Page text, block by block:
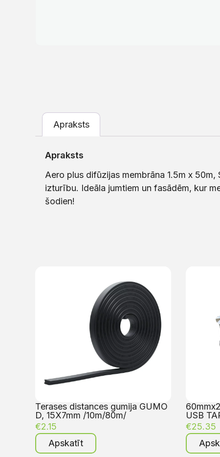
Apraksts
Apraksts
Aero plus difūzijas membrāna 1.5m x
izturību. Ideāla jumtiem un fasādēm, kur
šodien!
Terases distances gumija GUMO
D, 15X7mm /10m/80m/
€2.15
Apskatīt
USB
€25.35